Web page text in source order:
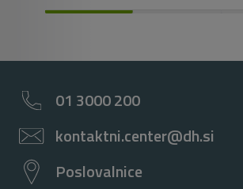
01 3000 200
kontaktni.center@dh.si
Poslovalnice